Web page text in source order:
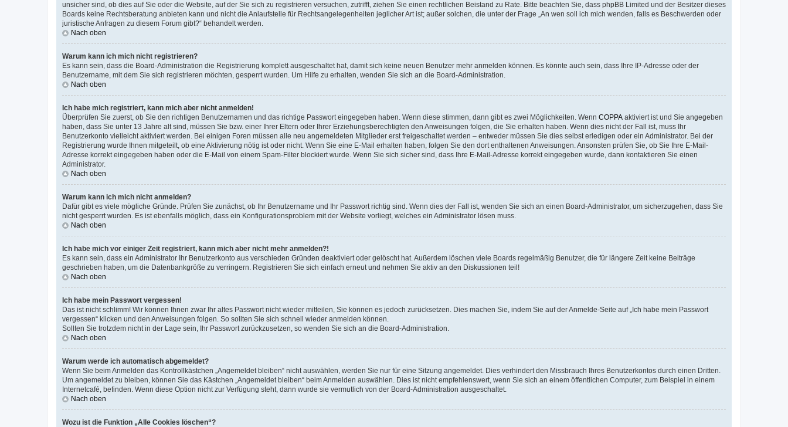
unsicher sind, ob dies auf Sie oder die Website, auf der Sie sich zu registrieren versuchen, zutrifft, ziehen Sie einen rechtlichen Beistand zu Rate. Bitte beachten Sie, dass phpBB Limited und der Besitzer dieses
Boards keine Rechtsberatung anbieten kann und nicht die Anlaufstelle für Rechtsangelegenheiten jeglicher Art ist; außer solchen, die unter der Frage „An wen soll ich mich wenden, falls es Beschwerden oder
juristische Anfragen zu diesem Forum gibt?“ behandelt werden.
Nach oben
Warum kann ich mich nicht registrieren?
Es kann sein, dass die Board-Administration die Registrierung komplett ausgeschaltet hat, damit sich keine neuen Benutzer mehr anmelden können. Es könnte auch sein, dass Ihre IP-Adresse oder der
Benutzername, mit dem Sie sich registrieren möchten, gesperrt wurden. Um Hilfe zu erhalten, wenden Sie sich an die Board-Administration.
Nach oben
Ich habe mich registriert, kann mich aber nicht anmelden!
Überprüfen Sie zuerst, ob Sie den richtigen Benutzernamen und das richtige Passwort eingegeben haben. Wenn diese stimmen, dann gibt es zwei Möglichkeiten. Wenn COPPA aktiviert ist und Sie angegeben
haben, dass Sie unter 13 Jahre alt sind, müssen Sie bzw. einer Ihrer Eltern oder Ihrer Erziehungsberechtigten den Anweisungen folgen, die Sie erhalten haben. Wenn dies nicht der Fall ist, muss Ihr
Benutzerkonto vielleicht aktiviert werden. Bei einigen Foren müssen alle neu angemeldeten Mitglieder erst freigeschaltet werden – entweder müssen Sie dies selbst erledigen oder ein Administrator. Bei der
Registrierung wurde Ihnen mitgeteilt, ob eine Aktivierung nötig ist oder nicht. Wenn Sie eine E-Mail erhalten haben, folgen Sie den dort enthaltenen Anweisungen. Ansonsten prüfen Sie, ob Sie Ihre E-Mail-
Adresse korrekt eingegeben haben oder die E-Mail von einem Spam-Filter blockiert wurde. Wenn Sie sich sicher sind, dass Ihre E-Mail-Adresse korrekt eingegeben wurde, dann kontaktieren Sie einen
Administrator.
Nach oben
Warum kann ich mich nicht anmelden?
Dafür gibt es viele mögliche Gründe. Prüfen Sie zunächst, ob Ihr Benutzername und Ihr Passwort richtig sind. Wenn dies der Fall ist, wenden Sie sich an einen Board-Administrator, um sicherzugehen, dass Sie
nicht gesperrt wurden. Es ist ebenfalls möglich, dass ein Konfigurationsproblem mit der Website vorliegt, welches ein Administrator lösen muss.
Nach oben
Ich habe mich vor einiger Zeit registriert, kann mich aber nicht mehr anmelden?!
Es kann sein, dass ein Administrator Ihr Benutzerkonto aus verschieden Gründen deaktiviert oder gelöscht hat. Außerdem löschen viele Boards regelmäßig Benutzer, die für längere Zeit keine Beiträge
geschrieben haben, um die Datenbankgröße zu verringern. Registrieren Sie sich einfach erneut und nehmen Sie aktiv an den Diskussionen teil!
Nach oben
Ich habe mein Passwort vergessen!
Das ist nicht schlimm! Wir können Ihnen zwar Ihr altes Passwort nicht wieder mitteilen, Sie können es jedoch zurücksetzen. Dies machen Sie, indem Sie auf der Anmelde-Seite auf „Ich habe mein Passwort
vergessen“ klicken und den Anweisungen folgen. So sollten Sie sich schnell wieder anmelden können.
Sollten Sie trotzdem nicht in der Lage sein, Ihr Passwort zurückzusetzen, so wenden Sie sich an die Board-Administration.
Nach oben
Warum werde ich automatisch abgemeldet?
Wenn Sie beim Anmelden das Kontrollkästchen „Angemeldet bleiben“ nicht auswählen, werden Sie nur für eine Sitzung angemeldet. Dies verhindert den Missbrauch Ihres Benutzerkontos durch einen Dritten.
Um angemeldet zu bleiben, können Sie das Kästchen „Angemeldet bleiben“ beim Anmelden auswählen. Dies ist nicht empfehlenswert, wenn Sie sich an einem öffentlichen Computer, zum Beispiel in einem
Internetcafé, befinden. Wenn diese Option nicht zur Verfügung steht, dann wurde sie vermutlich von der Board-Administration ausgeschaltet.
Nach oben
Wozu ist die Funktion „Alle Cookies löschen“?